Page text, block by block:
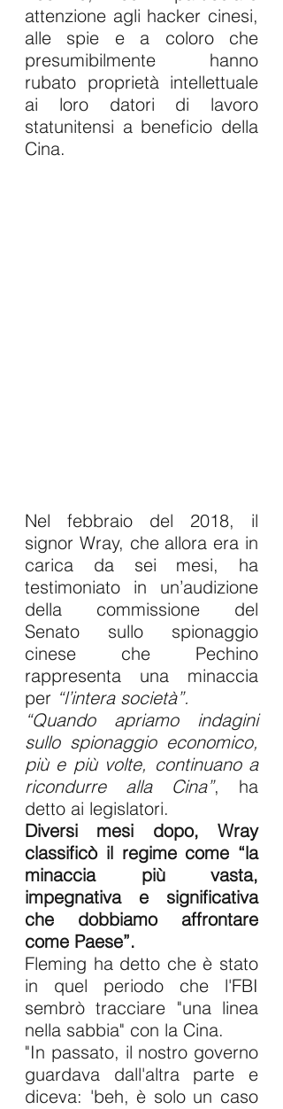
attenzione agli hacker cinesi,
alle spie e a coloro che
presumibilmente hanno
rubato proprietà intellettuale
ai loro datori di lavoro
statunitensi a beneficio della
Cina.
Nel febbraio del 2018, il
signor Wray, che allora era in
carica da sei mesi, ha
testimoniato in un’audizione
della commissione del
Senato sullo spionaggio
cinese che Pechino
rappresenta una minaccia
per “l’intera società”.
“Quando apriamo indagini
sullo spionaggio economico,
più e più volte, continuano a
ricondurre alla Cina”, ha
detto ai legislatori.
Diversi mesi dopo, Wray
classificò il regime come “la
minaccia più vasta,
impegnativa e significativa
che dobbiamo affrontare
come Paese”.
Fleming ha detto che è stato
in quel periodo che l'FBI
sembrò tracciare "una linea
nella sabbia" con la Cina.
"In passato, il nostro governo
guardava dall'altra parte e
diceva: 'beh, è ​​solo un caso